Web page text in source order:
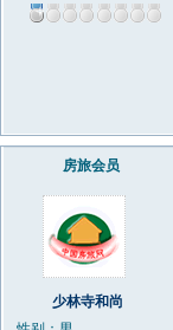
房旅会员
少林寺和尚